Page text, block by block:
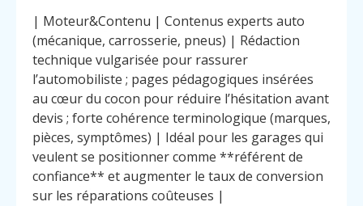
| Moteur&Contenu | Contenus experts auto
(mécanique, carrosserie, pneus) | Rédaction
technique vulgarisée pour rassurer
l’automobiliste ; pages pédagogiques insérées
au cœur du cocon pour réduire l’hésitation avant
devis ; forte cohérence terminologique (marques,
pièces, symptômes) | Idéal pour les garages qui
veulent se positionner comme **référent de
confiance** et augmenter le taux de conversion
sur les réparations coûteuses |